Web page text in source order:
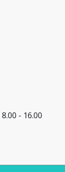
8.00 - 16.00